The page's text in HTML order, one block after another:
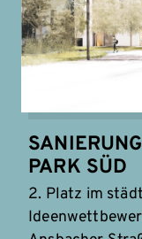
PARK SÜD
2. Platz im